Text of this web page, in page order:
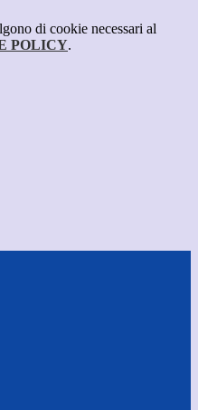
di cookie necessari al
POLICY.